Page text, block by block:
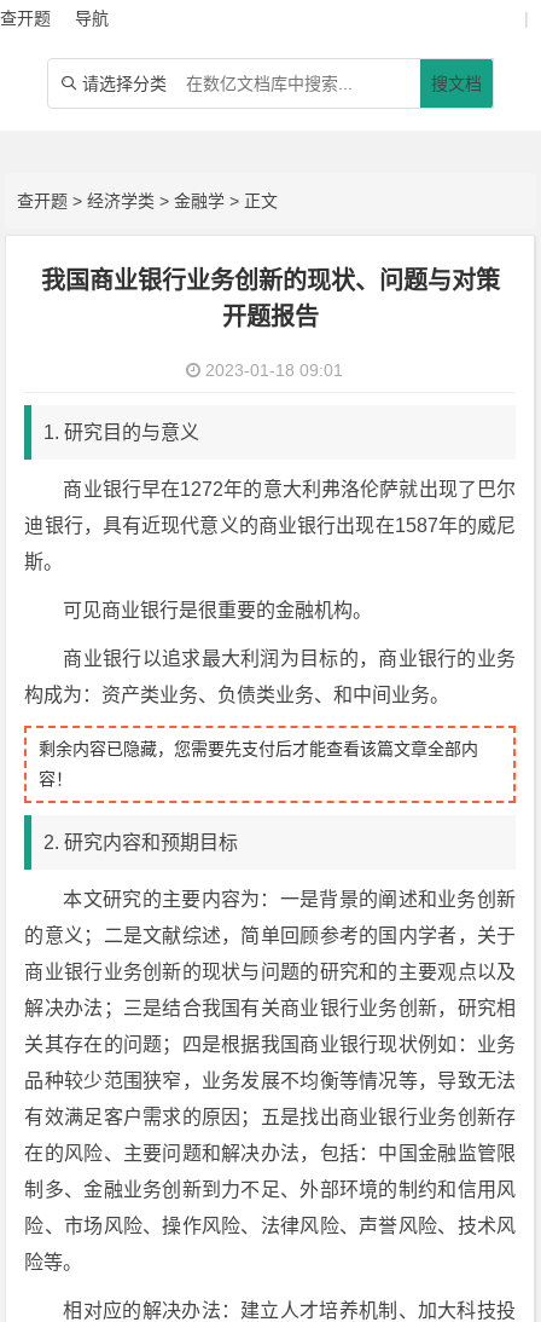
查开题 导航 |
 请选择分类 搜文档
查开题 >经济学类 >金融学 > 正文
我国商业银行业务创新的现状、问题与对策
开题报告
2023-01-18 09:01
1. 研究目的与意义
商业银行早在1272年的意大利弗洛伦萨就出现了巴尔
迪银行，具有近现代意义的商业银行出现在1587年的威尼
斯。
可见商业银行是很重要的金融机构。
商业银行以追求最大利润为目标的，商业银行的业务
构成为：资产类业务、负债类业务、和中间业务。
剩余内容已隐藏，您需要先支付后才能查看该篇文章全部内
容！
2. 研究内容和预期目标
本文研究的主要内容为：一是背景的阐述和业务创新
的意义；二是文献综述，简单回顾参考的国内学者，关于
商业银行业务创新的现状与问题的研究和的主要观点以及
解决办法；三是结合我国有关商业银行业务创新，研究相
关其存在的问题；四是根据我国商业银行现状例如：业务
品种较少范围狭窄，业务发展不均衡等情况等，导致无法
有效满足客户需求的原因；五是找出商业银行业务创新存
在的风险、主要问题和解决办法，包括：中国金融监管限
制多、金融业务创新到力不足、外部环境的制约和信用风
险、市场风险、操作风险、法律风险、声誉风险、技术风
险等。
相对应的解决办法：建立人才培养机制、加大科技投